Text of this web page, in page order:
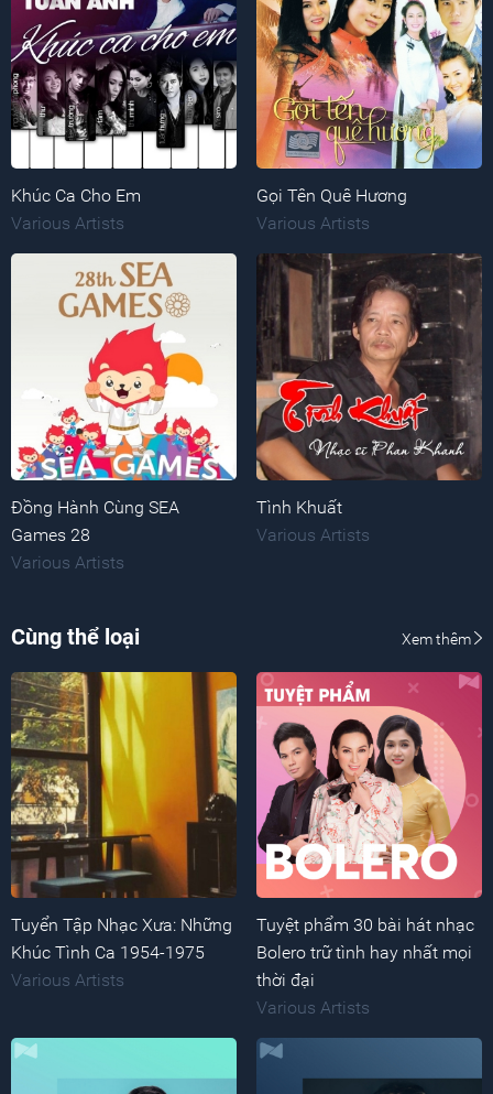
Khúc Ca Cho Em
Various Artists
Gọi Tên Quê Hương
Various Artists
Đồng Hành Cùng SEA
Games 28
Various Artists
Tình Khuất
Various Artists
Cùng thể loại Xem thêm
Tuyển Tập Nhạc Xưa: Những
Khúc Tình Ca 1954-1975
Various Artists
Tuyệt phẩm 30 bài hát nhạc
Bolero trữ tình hay nhất mọi
thời đại
Various Artists